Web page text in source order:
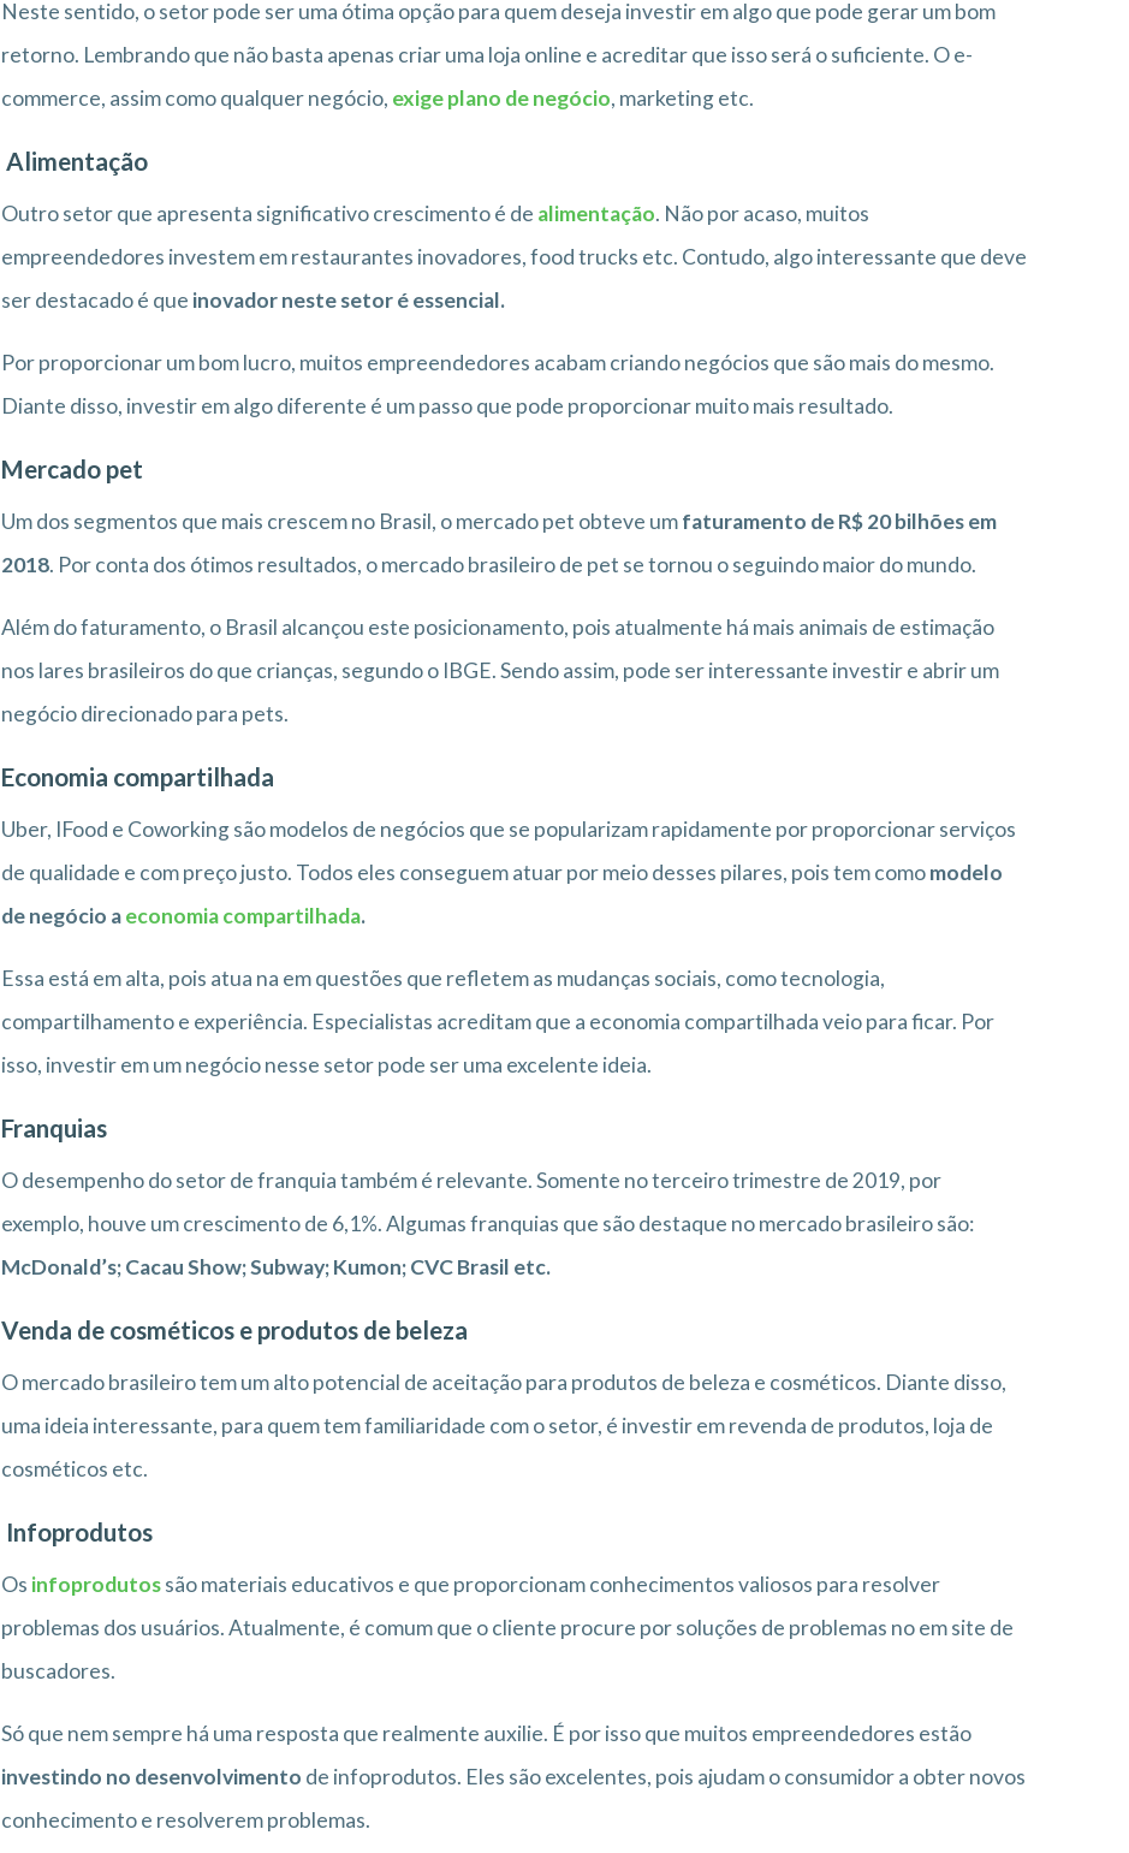
Neste sentido, o setor pode ser uma ótima opção para quem deseja investir em algo que pode gerar um bom
retorno. Lembrando que não basta apenas criar uma loja online e acreditar que isso será o suficiente. O e-
commerce, assim como qualquer negócio, exige plano de negócio, marketing etc.
Alimentação
Outro setor que apresenta significativo crescimento é de alimentação. Não por acaso, muitos
empreendedores investem em restaurantes inovadores, food trucks etc. Contudo, algo interessante que deve
ser destacado é que inovador neste setor é essencial.
Por proporcionar um bom lucro, muitos empreendedores acabam criando negócios que são mais do mesmo.
Diante disso, investir em algo diferente é um passo que pode proporcionar muito mais resultado.
Mercado pet
Um dos segmentos que mais crescem no Brasil, o mercado pet obteve umfaturamento de R$ 20 bilhões em
2018. Por conta dos ótimos resultados, o mercado brasileiro de pet se tornou o seguindo maior do mundo.
Além do faturamento, o Brasil alcançou este posicionamento, pois atualmente há mais animais de estimação
nos lares brasileiros do que crianças, segundo o IBGE. Sendo assim, pode ser interessante investir e abrir um
negócio direcionado para pets.
Economia compartilhada
Uber, IFood e Coworking são modelos de negócios que se popularizam rapidamente por proporcionar serviços
de qualidade e com preço justo. Todos eles conseguem atuar por meio desses pilares, pois tem comomodelo
de negócio aeconomia compartilhada.
Essa está em alta, pois atua na em questões que refletem as mudanças sociais, como tecnologia,
compartilhamento e experiência. Especialistas acreditam que a economia compartilhada veio para ficar. Por
isso, investir em um negócio nesse setor pode ser uma excelente ideia.
Franquias
O desempenho do setor de franquia também é relevante. Somente no terceiro trimestre de 2019, por
exemplo, houve um crescimento de 6,1%. Algumas franquias que são destaque no mercado brasileiro são:
McDonald’s; Cacau Show; Subway; Kumon; CVC Brasil etc.
Venda de cosméticos e produtos de beleza
O mercado brasileiro tem um alto potencial de aceitação para produtos de beleza e cosméticos. Diante disso,
uma ideia interessante, para quem tem familiaridade com o setor, é investir em revenda de produtos, loja de
cosméticos etc.
Infoprodutos
Os infoprodutossão materiais educativos e que proporcionam conhecimentos valiosos para resolver
problemas dos usuários. Atualmente, é comum que o cliente procure por soluções de problemas no em site de
buscadores.
Só que nem sempre há uma resposta que realmente auxilie. É por isso que muitos empreendedores estão
investindo no desenvolvimento de infoprodutos. Eles são excelentes, pois ajudam o consumidor a obter novos
conhecimento e resolverem problemas.